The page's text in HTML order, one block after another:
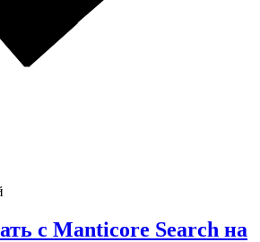
с Manticore Search на